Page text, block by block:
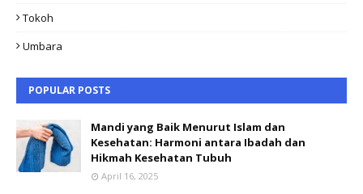
Tokoh
Umbara
POPULAR POSTS
Mandi yang Baik Menurut Islam dan
Kesehatan: Harmoni antara Ibadah dan
Hikmah Kesehatan Tubuh
April 16, 2025